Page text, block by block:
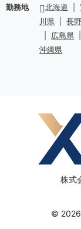
勤務地 北海道
川県
長
広島県
沖縄県
株式
© 2026